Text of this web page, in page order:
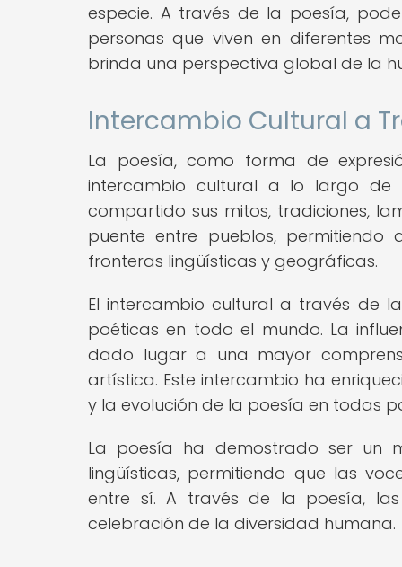
especie. A través de la poesía,
personas que viven en diferentes
brinda una perspectiva global de la
Intercambio Cultural a
La poesía, como forma de
intercambio cultural a lo largo de
compartido sus mitos, tradiciones,
puente entre pueblos,
fronteras lingüísticas y geográficas.
El intercambio cultural a través de
poéticas en todo el mundo. La
dado lugar a una mayor
artística. Este intercambio ha
y la evolución de la poesía en todas
La poesía ha demostrado ser un
lingüísticas, permitiendo que las
entre sí. A través de la poesía,
celebración de la diversidad humana.